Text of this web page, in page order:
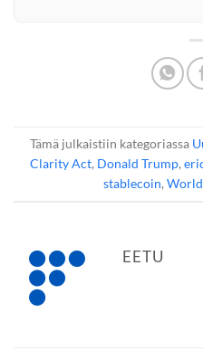
Tämä julkaistiin kategoriassa
Clarity Act, Donald Trump,
stablecoin,
EETU